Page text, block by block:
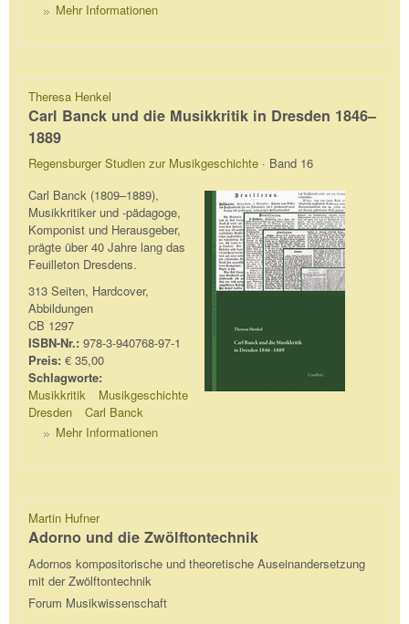
Mehr Informationen
Theresa Henkel
Carl Banck und die Musikkritik in Dresden 1846–
1889
Regensburger Studien zur Musikgeschichte · Band 16
Carl Banck (1809–1889),
Musikkritiker und -pädagoge,
Komponist und Herausgeber,
prägte über 40 Jahre lang das
Feuilleton Dresdens.
313 Seiten, Hardcover,
Abbildungen
CB 1297
ISBN-Nr.: 978-3-940768-97-1
Preis: € 35,00
Schlagworte:
Musikkritik
Musikgeschichte
Dresden
Carl Banck
Mehr Informationen
Martin Hufner
Adorno und die Zwölftontechnik
Adornos kompositorische und theoretische Auseinandersetzung
mit der Zwölftontechnik
Forum Musikwissenschaft